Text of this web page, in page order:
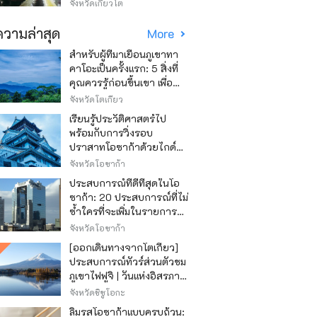
จังหวัดเกียวโต
ามล่าสุด More
สำหรับผู้ที่มาเยือนภูเขาทา
คาโอะเป็นครั้งแรก: 5 สิ่งที่
คุณควรรู้ก่อนขึ้นเขา เพื่อ
ให้การปีนเขาเป็นไปอย่าง
สนุกสนาน
จังหวัดโตเกียว
เรียนรู้ประวัติศาสตร์ไป
พร้อมกับการวิ่งรอบ
ปราสาทโอซาก้าด้วยไกด์
เสียง "วิ่ง วิ่ง เรียนรู้"
จังหวัดโอซาก้า
ประสบการณ์ที่ดีที่สุดในโอ
ซาก้า: 20 ประสบการณ์ที่ไม่
ซ้ำใครที่จะเพิ่มในรายการสิ่ง
ที่อยากทำในการเดินทาง
ของคุณ
จังหวัดโอซาก้า
[ออกเดินทางจากโตเกียว]
ประสบการณ์ทัวร์ส่วนตัวชม
ภูเขาไฟฟูจิ | วันแห่งอิสรภาพ
สุดหรู
จังหวัดชิซูโอกะ
ลิ้มรสโอซาก้าแบบครบถ้วน: